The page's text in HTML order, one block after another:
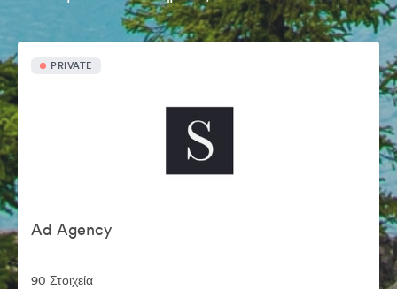
PRIVATE
Ad Agency
90 Στοιχεία